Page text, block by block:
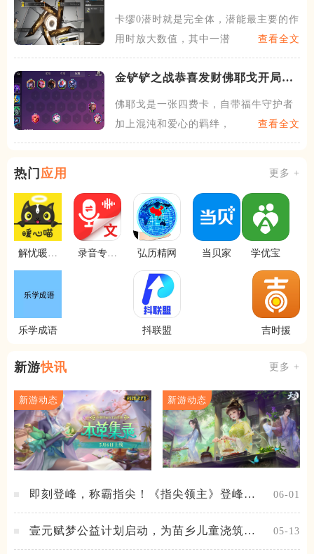
卡缪0潜时就是完全体，潜能最主要的作
用时放大数值，其中一潜可
查看全文
金铲铲之战恭喜发财佛耶戈开局怎
佛耶戈是一张四费卡，自带福牛守护者
加上混沌和爱心的羁绊，技能
查看全文
热门 应用 更多 +
解忧暖心
录音专家
弘历精网 当贝家 学优宝
乐学成语 抖联盟 吉时援
新游快讯 更多 +
新游动态 新游动态
即刻登峰，称霸指尖！《指尖领主》登峰测
06-01
壹元赋梦公益计划启动，为苗乡儿童浇筑梦
05-13